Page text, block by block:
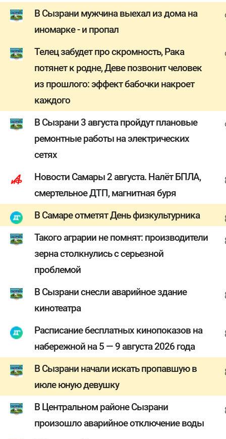
В Сызрани мужчина выехал из дома на
иномарке - и пропал
Телец забудет про скромность, Рака
потянет к родне, Деве позвонит человек
из прошлого: эффект бабочки накроет
каждого
В Сызрани 3 августа пройдут плановые
ремонтные работы на электрических
сетях
Новости Самары 2 августа. Налёт БПЛА,
смертельное ДТП, магнитная буря
В Самаре отметят День физкультурника
Такого аграрии не помнят: производители
зерна столкнулись с серьезной
проблемой
В Сызрани снесли аварийное здание
кинотеатра
Расписание бесплатных кинопоказов на
набережной на 5 — 9 августа 2026 года
В Сызрани начали искать пропавшую в
июле юную девушку
В Центральном районе Сызрани
произошло аварийное отключение воды